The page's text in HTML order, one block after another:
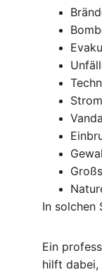
In solchen
Ein
hilft dabei,